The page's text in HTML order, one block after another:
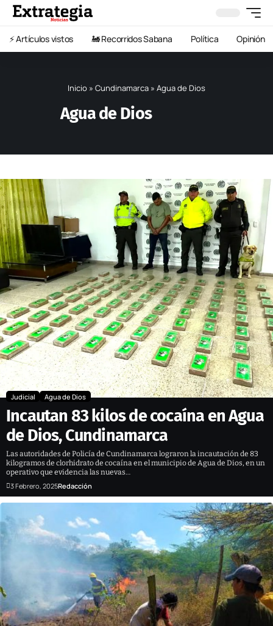
⚡️ Artículos vistos 🚂 Recorridos Sabana Política Opinión
Inicio » Cundinamarca » Agua de Dios
Agua de Dios
Judicial Agua de Dios
Incautan 83 kilos de cocaína en Agua
de Dios, Cundinamarca
Las autoridades de Policía de Cundinamarca lograron la incautación de 83
kilogramos de clorhidrato de cocaína en el municipio de Agua de Dios, en un
operativo que evidencia las nuevas…
3 Febrero, 2025Redacción